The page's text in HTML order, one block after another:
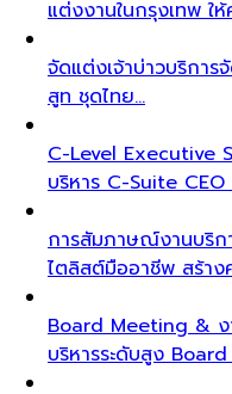
แต่งงานในกรุงเทพ ใ
จัดแต่งเจ้าบ่าวบริการ
สูท ชุดไทย…
C-Level Executive
บริหาร C-Suite
การสัมภาษณ์งานบริ
ไตลิสต์มืออาชีพ สร้าง
Board Meeting & ง
บริหารระดับสูง